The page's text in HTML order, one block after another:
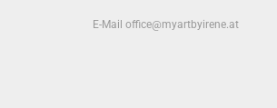
E-Mail office@myartbyirene.at